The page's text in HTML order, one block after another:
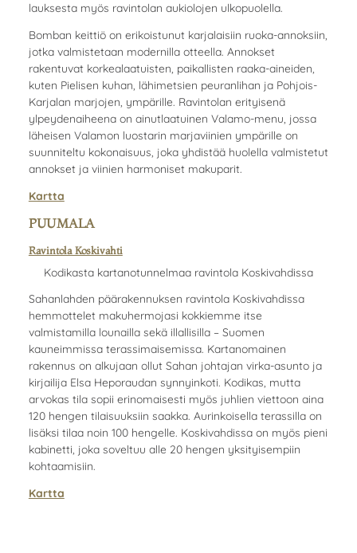
lauk­ses­ta myös ra­vin­to­lan au­kio­lo­jen ul­ko­puo­lel­la.
Bomban keittiö on erikoistunut karjalaisiin ruoka-annoksiin,
jotka valmistetaan modernilla otteella. Annokset
rakentuvat korkealaatuisten, paikallisten raaka-aineiden,
kuten Pielisen kuhan, lähimetsien peuranlihan ja Pohjois-
Karjalan marjojen, ympärille. Ravintolan erityisenä
ylpeydenaiheena on ainutlaatuinen Valamo-menu, jossa
läheisen Valamon luostarin marjaviinien ympärille on
suunniteltu kokonaisuus, joka yhdistää huolella valmistetut
annokset ja viinien harmoniset makuparit.
Kartta
PUUMALA
Ravintola Koskivahti
Kodikasta kartano­tunnelmaa ravintola Koskivahdissa
Sahanlahden päärakennuksen ravintola Koskivahdissa
hemmottelet makuhermojasi kokkiemme itse
valmistamilla lounailla sekä illallisilla – Suomen
kauneimmissa terassimaisemissa. Kartanomainen
rakennus on alkujaan ollut Sahan johtajan virka-asunto ja
kirjailija Elsa Heporaudan synnyinkoti. Kodikas, mutta
arvokas tila sopii erinomaisesti myös juhlien viettoon aina
120 hengen tilaisuuksiin saakka. Aurinkoisella terassilla on
lisäksi tilaa noin 100 hengelle. Koskivahdissa on myös pieni
kabinetti, joka soveltuu alle 20 hengen yksityisempiin
kohtaamisiin.
Kartta